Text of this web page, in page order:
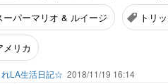
ーパーマリオ & ルイージ トリ
メリカ
LA生活日記☆ 2018/11/19 16:14